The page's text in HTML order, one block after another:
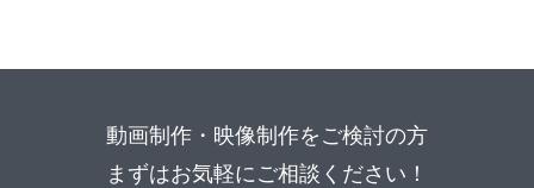
動画制作・映像制作をご検討の方
まずはお気軽にご相談ください！